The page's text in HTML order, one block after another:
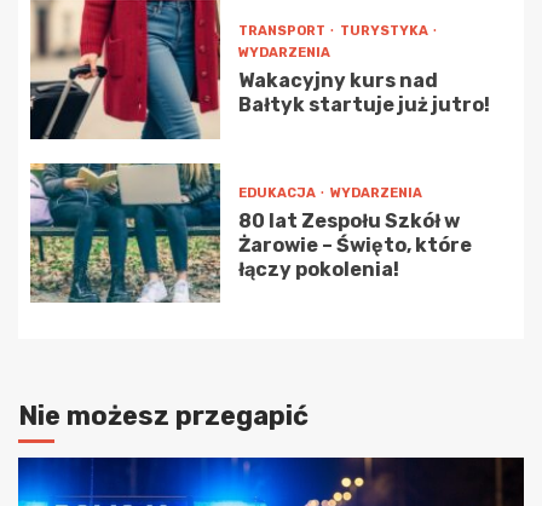
TRANSPORT
TURYSTYKA
WYDARZENIA
Wakacyjny kurs nad
Bałtyk startuje już jutro!
EDUKACJA WYDARZENIA
80 lat Zespołu Szkół w
Żarowie – Święto, które
łączy pokolenia!
Nie możesz przegapić